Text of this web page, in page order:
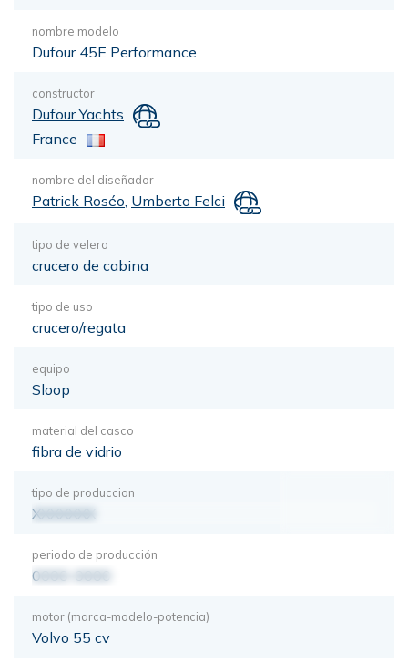
nombre modelo
Dufour 45E Performance
constructor
Dufour Yachts
France
nombre del diseñador
Patrick Roséo Umberto Felci
tipo de velero
crucero de cabina
tipo de uso
crucero/regata
equipo
Sloop
material del casco
fibra de vidrio
tipo de produccion
XXXXXXX
periodo de producción
0000-0000
motor (marca-modelo-potencia)
Volvo 55 cv